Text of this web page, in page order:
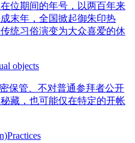
位期间的年号，以两百年来
末年，全国掀起御朱印热
统习俗演变为大众喜爱的休
objects
保管、不对普通参拜者公开
藏，也可能仅在特定的开帐
Practices